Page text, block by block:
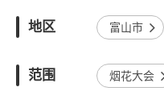
地区 富山市
范围 烟花大会